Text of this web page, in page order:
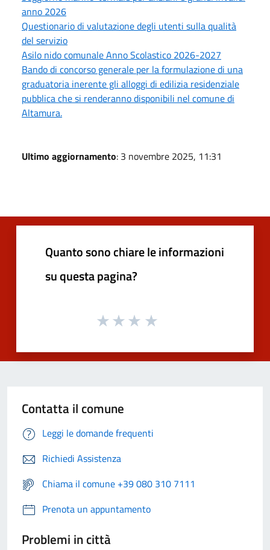
anno 2026
Questionario di valutazione degli utenti sulla qualità
del servizio
Asilo nido comunale Anno Scolastico 2026-2027
Bando di concorso generale per la formulazione di una
graduatoria inerente gli alloggi di edilizia residenziale
pubblica che si renderanno disponibili nel comune di
Altamura.
Ultimo aggiornamento: 3 novembre 2025, 11:31
Quanto sono chiare le informazioni
su questa pagina?
Contatta il comune
Leggi le domande frequenti
Richiedi Assistenza
Chiama il comune +39 080 310 7111
Prenota un appuntamento
Problemi in città